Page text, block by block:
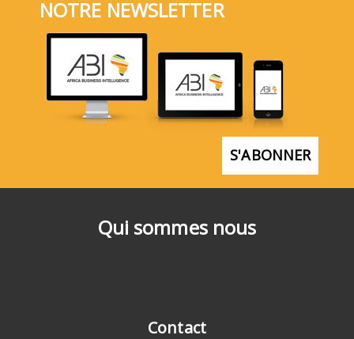
Qui sommes nous
Contact
NOTRE NEWSLETTER
S'ABONNER